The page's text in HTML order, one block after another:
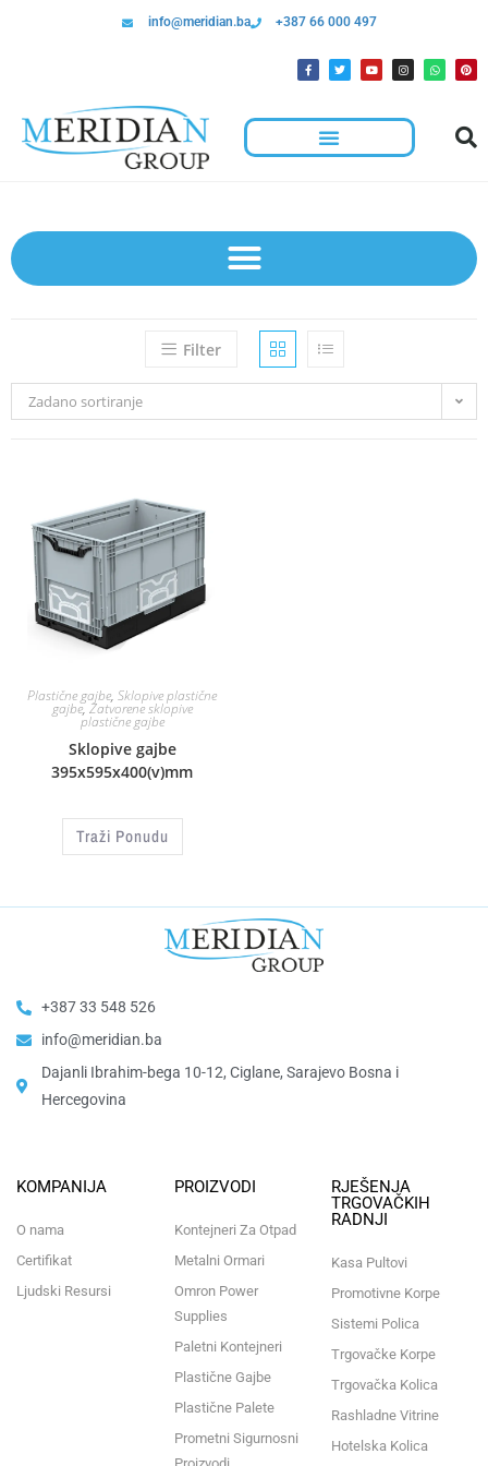
info@meridian.ba +387 66 000 497
Filter
Zadano sortiranje
Plastične gajbe, Sklopive plastične
gajbe,Zatvorene sklopive
plastične gajbe
Sklopive gajbe
395x595x400(v)mm
Traži Ponudu
+387 33 548 526
info@meridian.ba
Dajanli Ibrahim-bega 10-12, Ciglane, Sarajevo Bosna i
Hercegovina​
KOMPANIJA
O nama
Certifikat
Ljudski Resursi
PROIZVODI
Kontejneri Za Otpad
Metalni Ormari
Omron Power
Supplies
Paletni Kontejneri
Plastične Gajbe
Plastične Palete
Prometni Sigurnosni
RJEŠENJA
TRGOVAČKIH
RADNJI
Kasa Pultovi
Promotivne Korpe
Sistemi Polica
Trgovačke Korpe
Trgovačka Kolica
Rashladne Vitrine
Hotelska Kolica